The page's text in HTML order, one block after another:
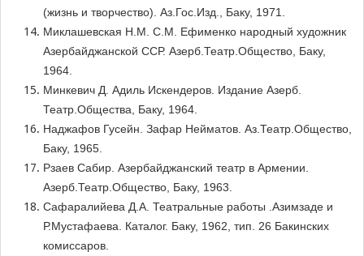
(жизнь и творчество). Аз.Гос.Изд., Баку, 1971.
Миклашевская Н.М. С.М. Ефименко народный художник
Азербайджанской ССР. Азерб.Театр.Общество, Баку,
1964.
Минкевич Д. Адиль Искендеров. Издание Азерб.
Театр.Общества, Баку, 1964.
Наджафов Гусейн. Зафар Нейматов. Аз.Театр.Общество,
Баку, 1965.
Рзаев Сабир. Азербайджанский театр в Армении.
Азерб.Театр.Общество, Баку, 1963.
Сафаралийева Д.А. Театральные работы .Азимзаде и
Р.Мустафаева. Каталог. Баку, 1962, тип. 26 Бакинских
комиссаров.